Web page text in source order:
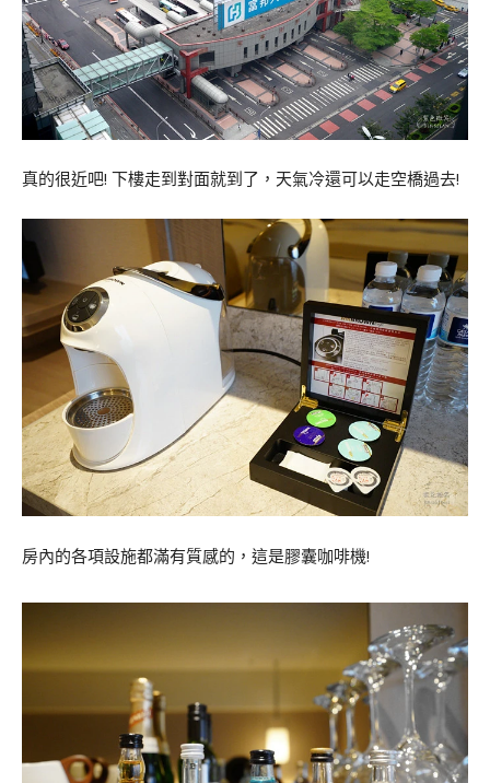
真的很近吧! 下樓走到對面就到了，天氣冷還可以走空橋過去!
房內的各項設施都滿有質感的，這是膠囊咖啡機!